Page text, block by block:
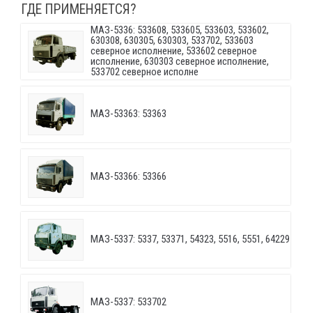
ГДЕ ПРИМЕНЯЕТСЯ?
МАЗ-5336: 533608, 533605, 533603, 533602,
630308, 630305, 630303, 533702, 533603
северное исполнение, 533602 северное
исполнение, 630303 северное исполнение,
533702 северное исполне
МАЗ-53363: 53363
МАЗ-53366: 53366
МАЗ-5337: 5337, 53371, 54323, 5516, 5551, 64229
МАЗ-5337: 533702